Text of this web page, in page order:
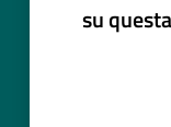
su